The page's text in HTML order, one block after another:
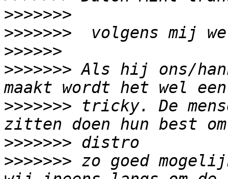
>>>>>>>
>>>>>>>
>>>>>>
>>>>>>> Als hij ons/
>>>>>>> tricky. De
>>>>>>>
>>>>>>> zo goed